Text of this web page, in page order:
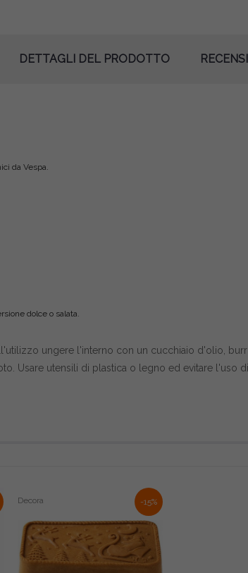
DETTAGLI DEL PRODOTTO
da Vespa.
dolce o salata.
ungere l'interno con un cucchiaio d'olio,
Usare utensili di plastica o legno ed evitare l'uso
-15%
Decora